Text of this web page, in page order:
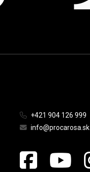
+421 904 126 999
info@procarosa.sk